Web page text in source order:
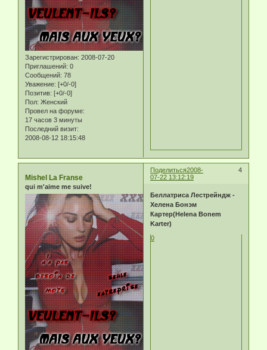
Зарегистрирован: 2008-07-20
Приглашений: 0
Сообщений: 78
Уважение: [+0/-0]
Позитив: [+0/-0]
Пол: Женский
Провел на форуме:
17 часов 3 минуты
Последний визит:
2008-08-12 18:15:48
Поделиться 4
2008-
07-22 13:12:19
Mishel La Franse
qui m'aime me suive!
Беллатриса Лестрейндж -
Хелена Бонэм
Картер(Helena Bonem
Karter)
0